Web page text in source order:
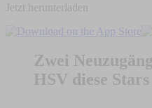
Jetzt herunterladen
Zwei
HSV diese Stars